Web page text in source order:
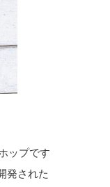
ップです
発された